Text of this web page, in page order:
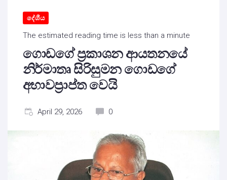
දේශීය
The estimated reading time is less than a minute
ගොඩගේ ප්‍රකාශන ආයතනයේ
නිර්මාතෘ සිරිසුමන ගොඩගේ
අභාවප්‍රාප්ත වෙයි
April 29, 2026 0